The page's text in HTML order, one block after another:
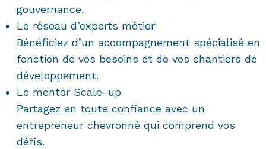
gouvernance.
Le réseau d’experts métier
Bénéficiez d’un accompagnement spécialisé en
fonction de vos besoins et de vos chantiers de
développement.
Le mentor Scale-up
Partagez en toute confiance avec un
entrepreneur chevronné qui comprend vos
défis.